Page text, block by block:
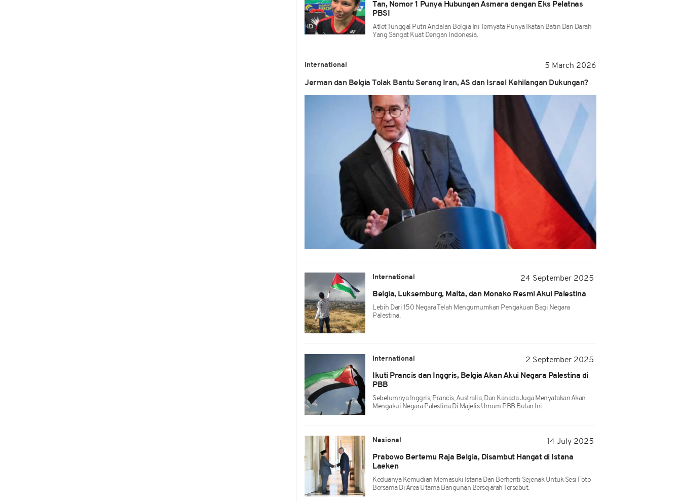
Tan, Nomor 1 Punya Hubungan Asmara dengan Eks Pelatnas
PBSI
Atlet Tunggal Putri Andalan Belgia Ini Ternyata Punya Ikatan Batin Dan Darah
Yang Sangat Kuat Dengan Indonesia.
International 5 March 2026
Jerman dan Belgia Tolak Bantu Serang Iran, AS dan Israel Kehilangan Dukungan?
International
24 September 2025
Belgia, Luksemburg, Malta, dan Monako Resmi Akui Palestina
Lebih Dari 150 Negara Telah Mengumumkan Pengakuan Bagi Negara
Palestina.
International
2 September 2025
Ikuti Prancis dan Inggris, Belgia Akan Akui Negara Palestina di
PBB
Sebelumnya Inggris, Prancis, Australia, Dan Kanada Juga Menyatakan Akan
Mengakui Negara Palestina Di Majelis Umum PBB Bulan Ini.
Nasional
14 July 2025
Prabowo Bertemu Raja Belgia, Disambut Hangat di Istana
Laeken
Keduanya Kemudian Memasuki Istana Dan Berhenti Sejenak Untuk Sesi Foto
Bersama Di Area Utama Bangunan Bersejarah Tersebut.